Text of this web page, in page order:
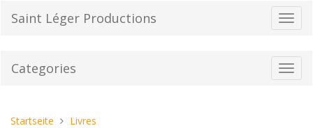
zumSaint Léger Productions
Categories
Sie
Startseite
Livres